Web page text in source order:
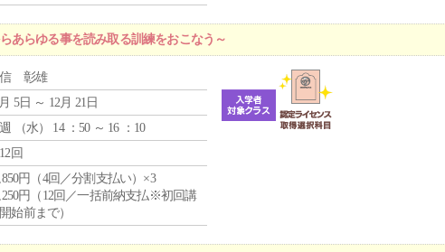
らゆる事を読み取る訓練をおこなう～
彰雄
5日 ～ 12月 21日
（水） 14 ：50 ～ 16 ：10
回
円（4回／分割支払い）×3
円（12回／一括前納支払※初回講
始前まで）